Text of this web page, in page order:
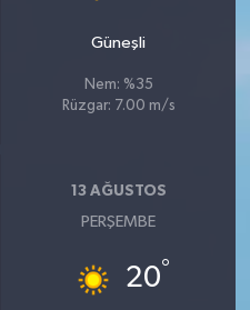
Güneşli
Nem: %35
Rüzgar: 7.00 m/s
13 AĞUSTOS
PERŞEMBE
20°